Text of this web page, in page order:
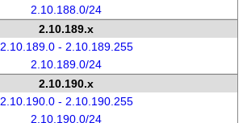
2.10.188.0/24
2.10.189.x
2.10.189.0 - 2.10.189.255
2.10.189.0/24
2.10.190.x
2.10.190.0 - 2.10.190.255
2.10.190.0/24